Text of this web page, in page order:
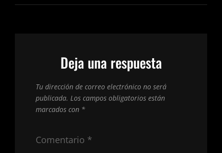
Deja una respuesta
Tu dirección de correo electrónico no será
publicada. Los campos obligatorios están
marcados con *
Comentario *